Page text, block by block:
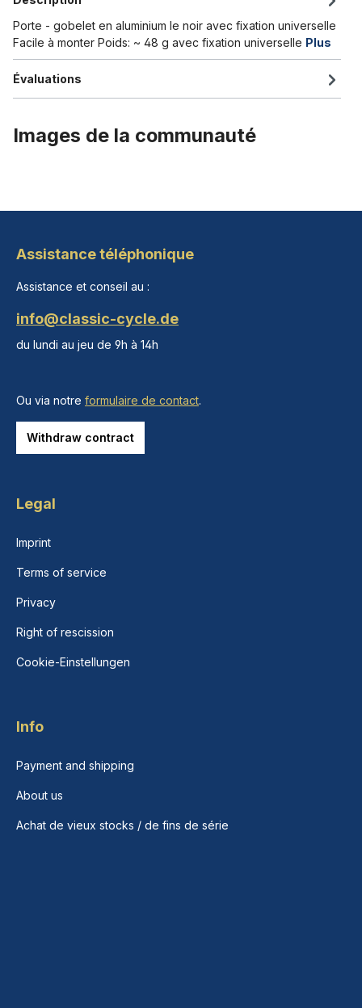
Porte - gobelet en aluminium le noir avec fixation universelle
Facile à monter Poids: ~ 48 g avec fixation universelle Plus
Évaluations
Images de la communauté
Assistance téléphonique
Assistance et conseil au :
info@classic-cycle.de
du lundi au jeu de 9h à 14h
Ou via notre formulaire de contact.
Withdraw contract
Legal
Imprint
Terms of service
Privacy
Right of rescission
Cookie-Einstellungen
Info
Payment and shipping
About us
Achat de vieux stocks / de fins de série